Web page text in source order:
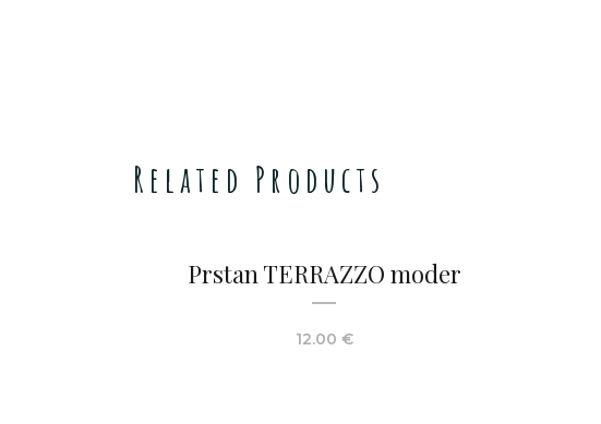
Related Products
Prstan TERRAZZO moder
12.00 €